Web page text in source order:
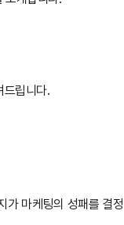
드립니다.
가 마케팅의 성패를 결정